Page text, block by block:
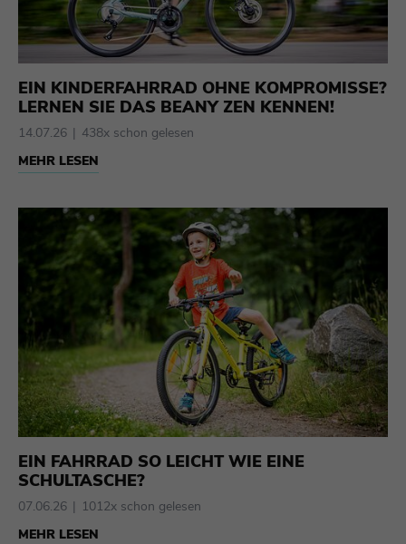
EIN KINDERFAHRRAD OHNE KOMPROMISSE?
LERNEN SIE DAS BEANY ZEN KENNEN!
14.07.26 438x schon gelesen
MEHR LESEN
EIN FAHRRAD SO LEICHT WIE EINE
SCHULTASCHE?
07.06.26 1012x schon gelesen
MEHR LESEN